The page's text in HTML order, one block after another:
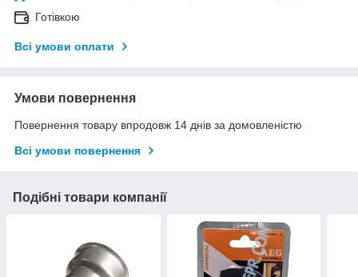
Готівкою
Всі умови оплати
Умови повернення
Повернення товару впродовж 14 днів за домовленістю
Всі умови повернення
Подібні товари компанії